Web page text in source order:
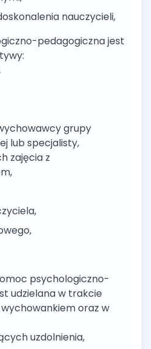
nauczycieli,
pedagogiczna jest
grupy
lub specjalisty,
zajęcia z
psychologiczno-
udzielana w trakcie
oraz w
uzdolnienia,